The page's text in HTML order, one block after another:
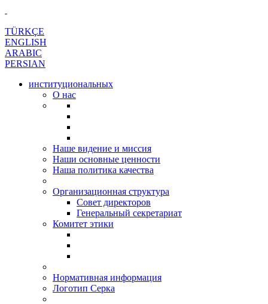
TÜRKÇE
ENGLISH
ARABIC
PERSIAN
институциональных
О нас
Наше видение и миссия
Наши основные ценности
Наша политика качества
Организационная структура
Совет директоров
Генеральный секретариат
Комитет этики
Нормативная информация
Логотип Серка